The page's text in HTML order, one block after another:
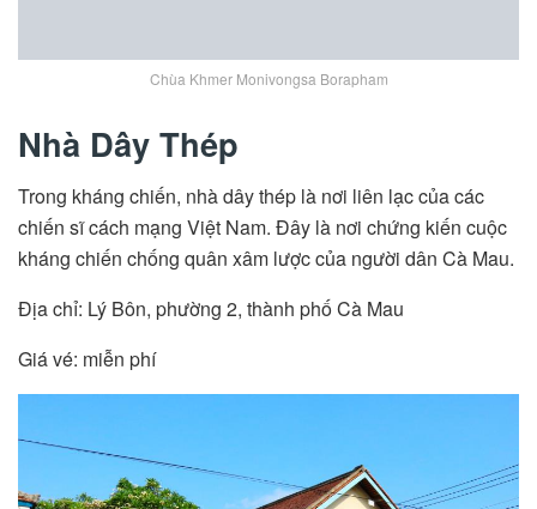
Chùa Khmer Monivongsa Borapham
Nhà Dây Thép
Trong kháng chiến, nhà dây thép là nơi liên lạc của các
chiến sĩ cách mạng Việt Nam. Đây là nơi chứng kiến cuộc
kháng chiến chống quân xâm lược của người dân Cà Mau.
Địa chỉ: Lý Bôn, phường 2, thành phố Cà Mau
Giá vé: miễn phí